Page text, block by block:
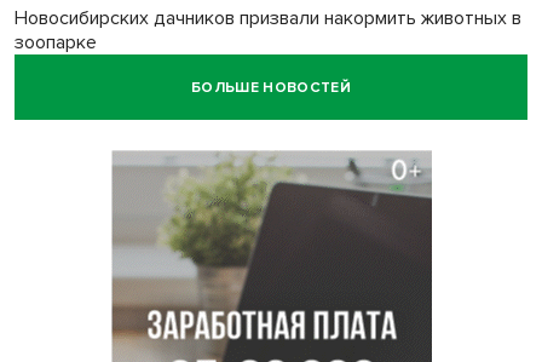
Новосибирских дачников призвали накормить животных в
зоопарке
Движение на три месяца ограничат на трассе
Новосибирских школьников обязали кормить
морепродуктами с 1 сентября
Июль-2026 вошел в топ-6 самых жарких за все время
метеонаблюдений в Новосибирске
БОЛЬШЕ НОВОСТЕЙ